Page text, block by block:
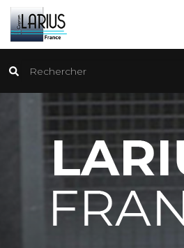
Aller
au
contenu
principal
Rechercher